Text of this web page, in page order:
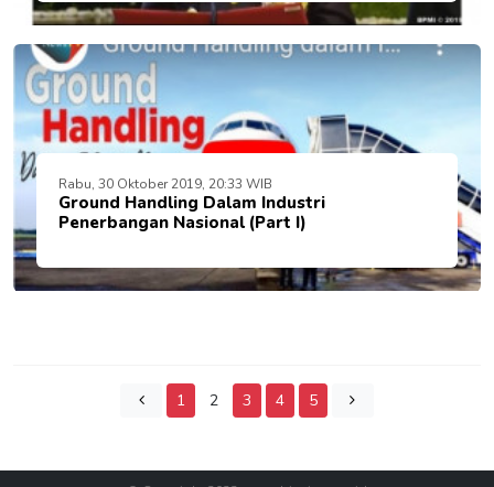
Rabu, 30 Oktober 2019, 20:33 WIB
Ground Handling Dalam Industri
Penerbangan Nasional (Part I)
1 2 3 4 5